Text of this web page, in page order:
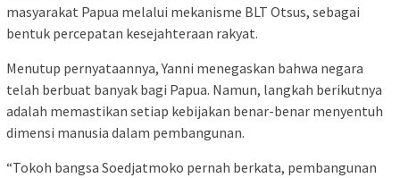
masyarakat Papua melalui mekanisme BLT Otsus, sebagai
bentuk percepatan kesejahteraan rakyat.
Menutup pernyataannya, Yanni menegaskan bahwa negara
telah berbuat banyak bagi Papua. Namun, langkah berikutnya
adalah memastikan setiap kebijakan benar-benar menyentuh
dimensi manusia dalam pembangunan.
“Tokoh bangsa Soedjatmoko pernah berkata, pembangunan